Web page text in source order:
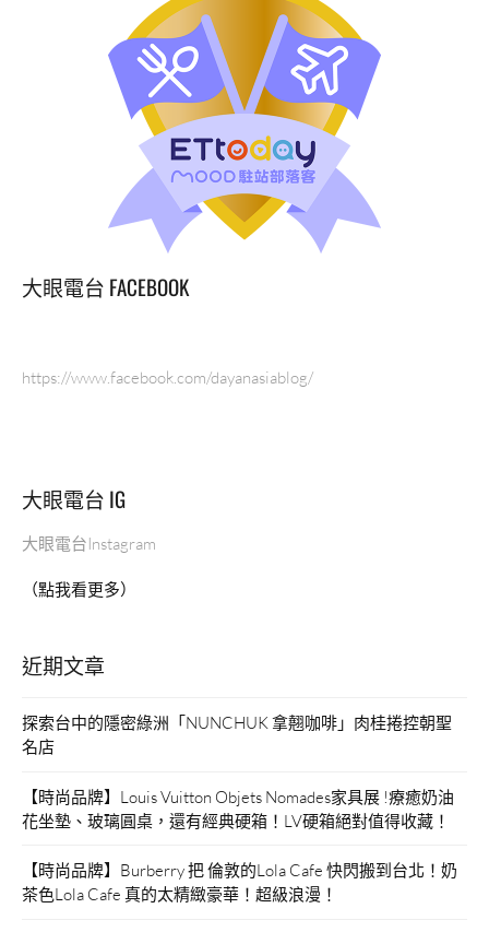
大眼電台 FACEBOOK
https://www.facebook.com/dayanasiablog/
大眼電台 IG
大眼電台Instagram
（點我看更多）
近期文章
探索台中的隱密綠洲「NUNCHUK 拿翹咖啡」肉桂捲控朝聖
名店
【時尚品牌】Louis Vuitton Objets Nomades家具展 !療癒奶油
花坐墊、玻璃圓桌，還有經典硬箱！LV硬箱絕對值得收藏！
【時尚品牌】Burberry 把 倫敦的Lola Cafe 快閃搬到台北！奶
茶色Lola Cafe 真的太精緻豪華！超級浪漫！